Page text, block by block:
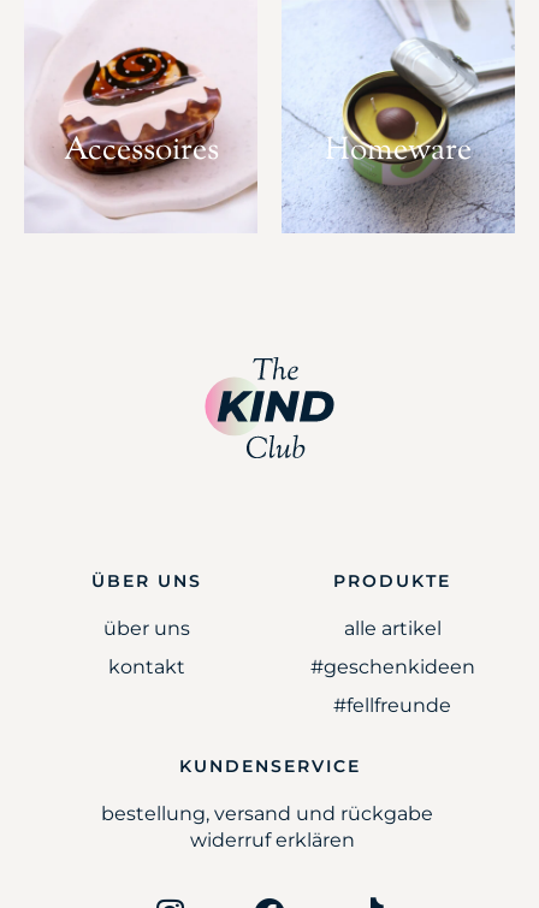
Accessoires Homeware
ÜBER UNS
über uns
kontakt
PRODUKTE
alle artikel
#geschenkideen
#fellfreunde
KUNDENSERVICE
bestellung, versand und rückgabe
widerruf erklären